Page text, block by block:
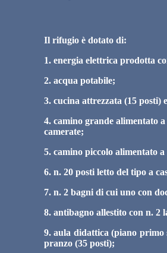
Il rifugio è dotato di:
1. energia elettrica prodotta
2. acqua potabile;
3. cucina attrezzata (15 posti)
4. camino grande alimentato
camerate;
5. camino piccolo alimentato
6. n. 20 posti letto del tipo a
7. n. 2 bagni di cui uno con
8. antibagno allestito con n. 2
9. aula didattica (piano primo
pranzo (35 posti);